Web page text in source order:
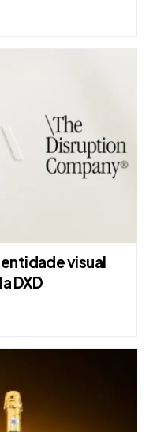
visual
DXD